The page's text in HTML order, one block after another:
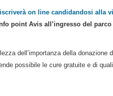
iscriverà on line candidandosi alla
point Avis all’ingresso del parco
dell’importanza della donazione
possibile le cure gratuite e di